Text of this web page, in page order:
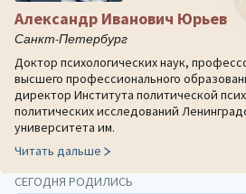
Александр Иванович Юрьев
Санкт-Петербург
Доктор психологических наук,
высшего профессионального
директор Института политической
политических исследований
университета им.
Читать дальше
СЕГОДНЯ РОДИЛИСЬ